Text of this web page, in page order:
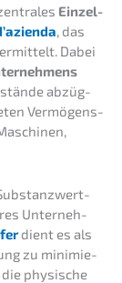
Einzel­
, das
Dabei
abzüg­
Vermö­gens­
Unter­neh­
dient es als
zu minimie­
physi­sche